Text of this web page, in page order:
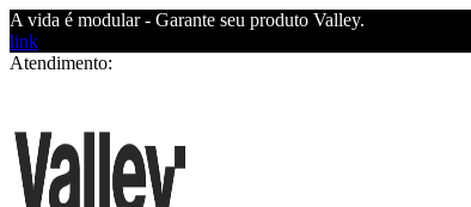
A vida é modular - Garante seu produto Valley.
link
Atendimento: